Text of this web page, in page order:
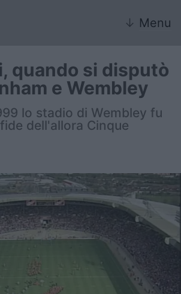
↓ Menu
Championship
quando si disputò
e Wembley
lo stadio di Wembley fu
dell'allora Cinque